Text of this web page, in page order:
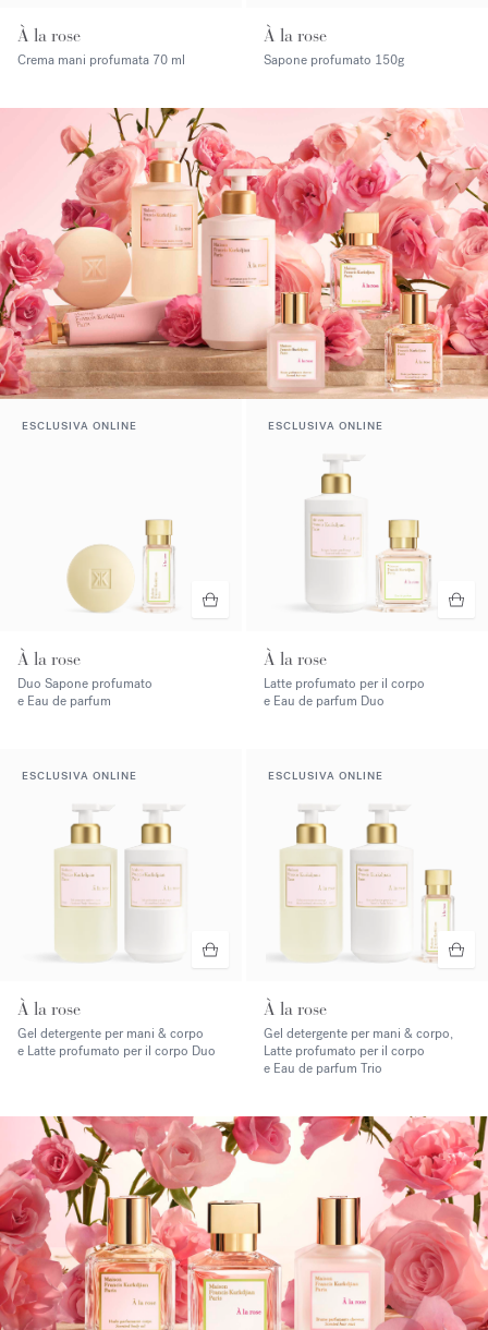
À la rose
Crema mani profumata 70 ml
À la rose
Sapone profumato 150g
ESCLUSIVA ONLINE
À la rose
Duo Sapone profumato
e Eau de parfum
ESCLUSIVA ONLINE
À la rose
Latte profumato per il corpo
e Eau de parfum Duo
ESCLUSIVA ONLINE
À la rose
Gel detergente per mani & corpo
e Latte profumato per il corpo Duo
ESCLUSIVA ONLINE
À la rose
Gel detergente per mani & corpo,
Latte profumato per il corpo
e Eau de parfum Trio